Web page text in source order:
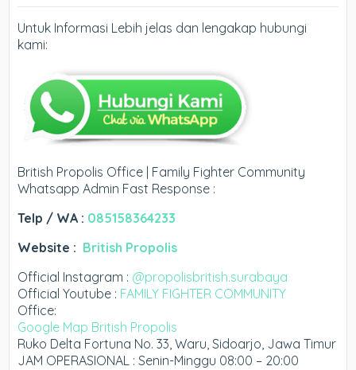
Untuk Informasi Lebih jelas dan lengakap hubungi
kami:
British Propolis Office | Family Fighter Community
Whatsapp Admin Fast Response :
Telp / WA : 085158364233
Website : British Propolis
Official Instagram : @propolisbritish.surabaya
Official Youtube : FAMILY FIGHTER COMMUNITY
Office:
Google Map British Propolis
Ruko Delta Fortuna No. 33, Waru, Sidoarjo, Jawa Timur
JAM OPERASIONAL : Senin-Minggu 08:00 – 20:00